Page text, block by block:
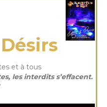
et à tous
les interdits s’effacent.